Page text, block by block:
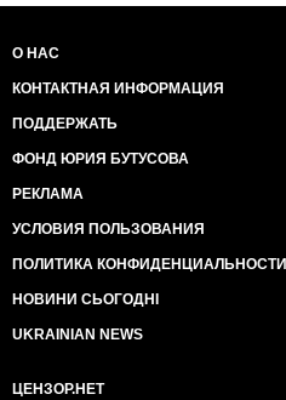
О НАС
КОНТАКТНАЯ ИНФОРМАЦИЯ
ПОДДЕРЖАТЬ
ФОНД ЮРИЯ БУТУСОВА
РЕКЛАМА
УСЛОВИЯ ПОЛЬЗОВАНИЯ
ПОЛИТИКА КОНФИДЕНЦИАЛЬНОСТИ
НОВИНИ СЬОГОДНІ
UKRAINIAN NEWS
ЦЕНЗОР.НЕТ